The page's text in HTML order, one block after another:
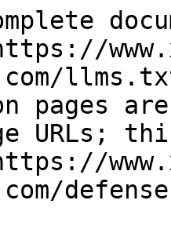
pages
URLs;